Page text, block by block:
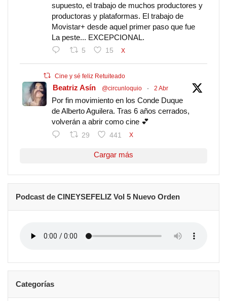
supuesto, el trabajo de muchos productores y
productoras y plataformas. El trabajo de
Movistar+ desde aquel primer paso que fue
La peste... EXCEPCIONAL.
5 15 X
Cine y sé feliz Retuiteado
Beatriz Asín @circunloquio · 2 Abr
Por fin movimiento en los Conde Duque
de Alberto Aguilera. Tras 6 años cerrados,
volverán a abrir como cine 💕
29 441 X
Cargar más
Podcast de CINEYSEFELIZ Vol 5 Nuevo Orden
Categorías